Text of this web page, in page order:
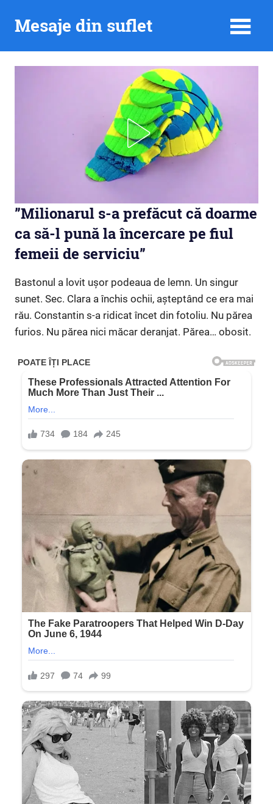
Mesaje din suflet
”Milionarul s-a prefăcut că doarme
ca să-l pună la încercare pe fiul
femeii de serviciu”
Bastonul a lovit ușor podeaua de lemn. Un singur
sunet. Sec. Clara a închis ochii, așteptând ce era mai
rău. Constantin s-a ridicat încet din fotoliu. Nu părea
furios. Nu părea nici măcar deranjat. Părea… obosit.